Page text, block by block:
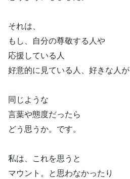
それは、
もし、自分の尊敬する人や
応援している人
好意的に見ている人、好きな人が
同じような
言葉や態度だったら
どう思うか。です。
私は、これを思うと
マウント。と思わなかったり